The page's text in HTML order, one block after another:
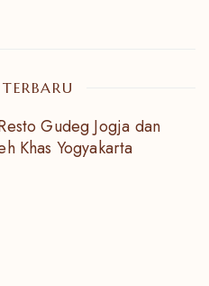
Gudeg Jogja dan
Khas Yogyakarta